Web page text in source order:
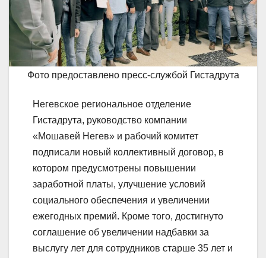
Фото предоставлено пресс-службой Гистадрута
Негевское региональное отделение
Гистадрута, руководство компании
«Мошавей Негев» и рабочий комитет
подписали новый коллективный договор, в
котором предусмотрены повышении
заработной платы, улучшение условий
социального обеспечения и увеличении
ежегодных премий. Кроме того, достигнуто
соглашение об увеличении надбавки за
выслугу лет для сотрудников старше 35 лет и